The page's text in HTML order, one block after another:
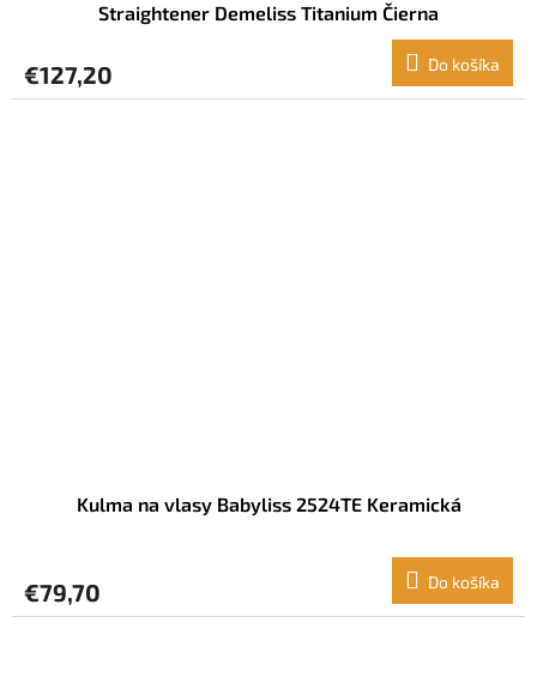
Straightener Demeliss Titanium Čierna
€127,20 Do košíka
Kulma na vlasy Babyliss 2524TE Keramická
€79,70 Do košíka